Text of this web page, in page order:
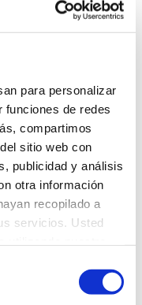
para personalizar
funciones de redes
compartimos
sitio web con
publicidad y análisis
otra información
recopilado a
servicios. Usted